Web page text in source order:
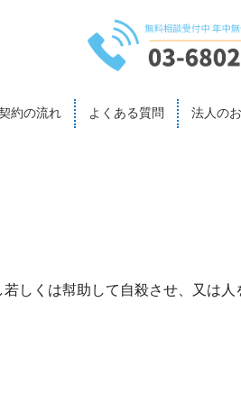
約の流れ よくある質問 法人の
くは幇助して自殺させ、又は人